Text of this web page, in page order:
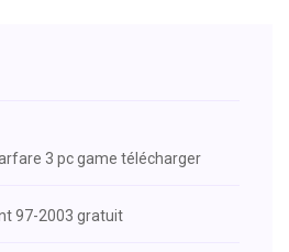
3 pc game télécharger
97-2003 gratuit